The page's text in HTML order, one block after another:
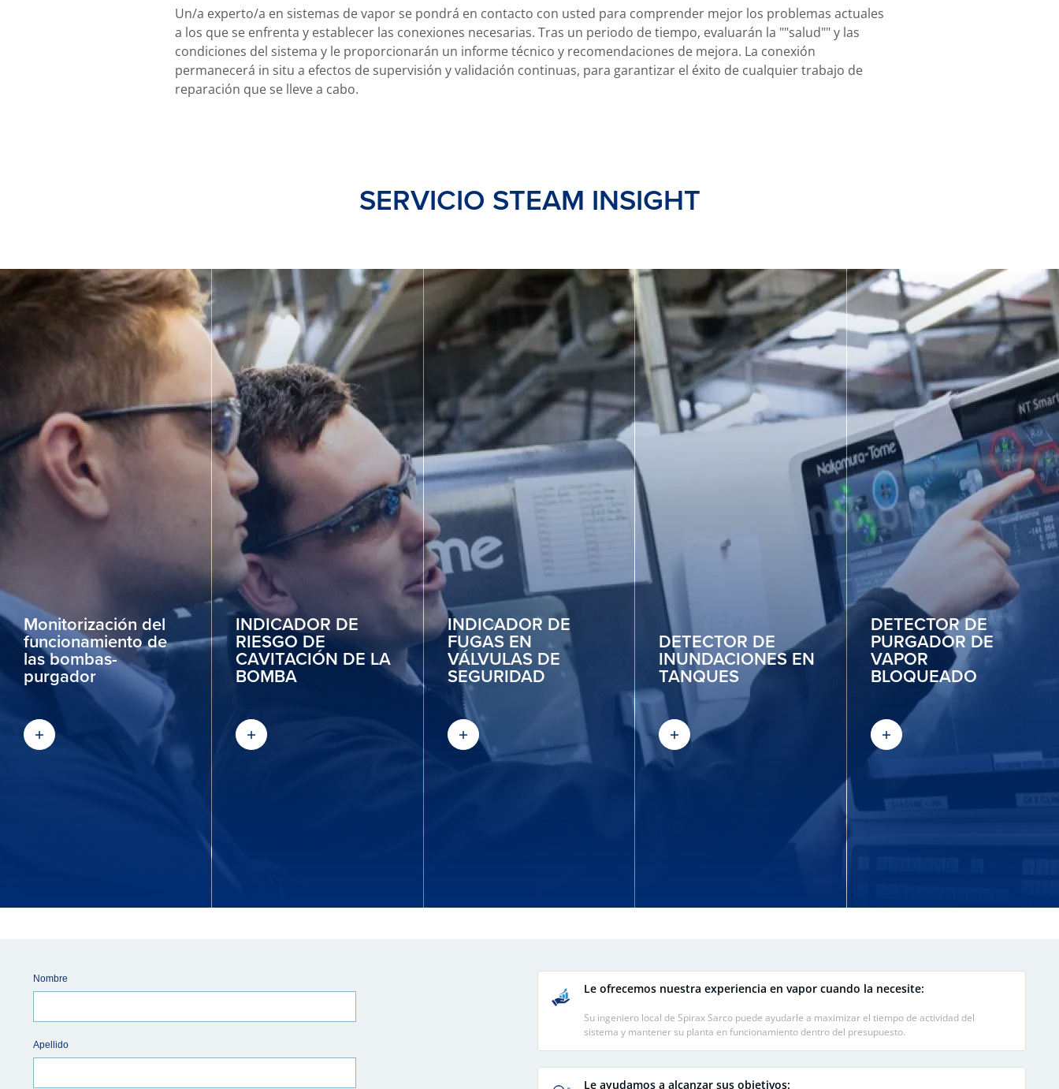
Un/a experto/a en sistemas de vapor se pondrá en contacto con usted para comprender mejor los problemas actuales
a los que se enfrenta y establecer las conexiones necesarias. Tras un periodo de tiempo, evaluarán la ""salud"" y las
condiciones del sistema y le proporcionarán un informe técnico y recomendaciones de mejora. La conexión
permanecerá in situ a efectos de supervisión y validación continuas, para garantizar el éxito de cualquier trabajo de
reparación que se lleve a cabo.
SERVICIO STEAM INSIGHT
Monitorización del
funcionamiento de
las bombas-
purgador
DESCUBRA MÁS
INDICADOR DE
RIESGO DE
CAVITACIÓN DE LA
BOMBA
DESCUBRA MÁS
INDICADOR DE
FUGAS EN
VÁLVULAS DE
SEGURIDAD
DESCUBRA MÁS
DETECTOR DE
INUNDACIONES EN
TANQUES
DESCUBRA MÁS
DETECTOR DE
PURGADOR DE
VAPOR
BLOQUEADO
DESCUBRA MÁS
Nombre
Apellido
Le ofrecemos nuestra experiencia en vapor cuando la necesite:
Su ingeniero local de Spirax Sarco puede ayudarle a maximizar el tiempo de actividad del
sistema y mantener su planta en funcionamiento dentro del presupuesto.
Le ayudamos a alcanzar sus objetivos: